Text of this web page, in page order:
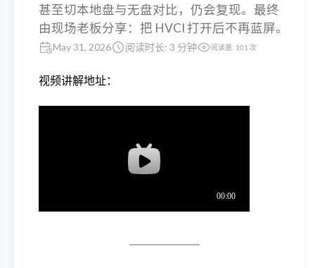
甚至切本地盘与无盘对比，仍会复现。最终
由现场老板分享：把 HVCI 打开后不再蓝屏。
May 31, 2026 阅读时长: 3 分钟 阅读量: 101 次
视频讲解地址：